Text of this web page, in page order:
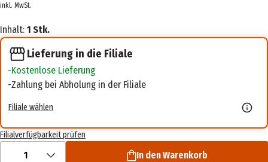
inkl. MwSt.
Inhalt: 1 Stk.
Lieferung in die Filiale
Kostenlose Lieferung
Zahlung bei Abholung in der Filiale
Filiale wählen
Filialverfügbarkeit prüfen
1 In den Warenkorb